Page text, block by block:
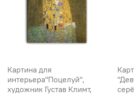
Картина для
интерьера"Поцелуй",
художник Густав Климт,